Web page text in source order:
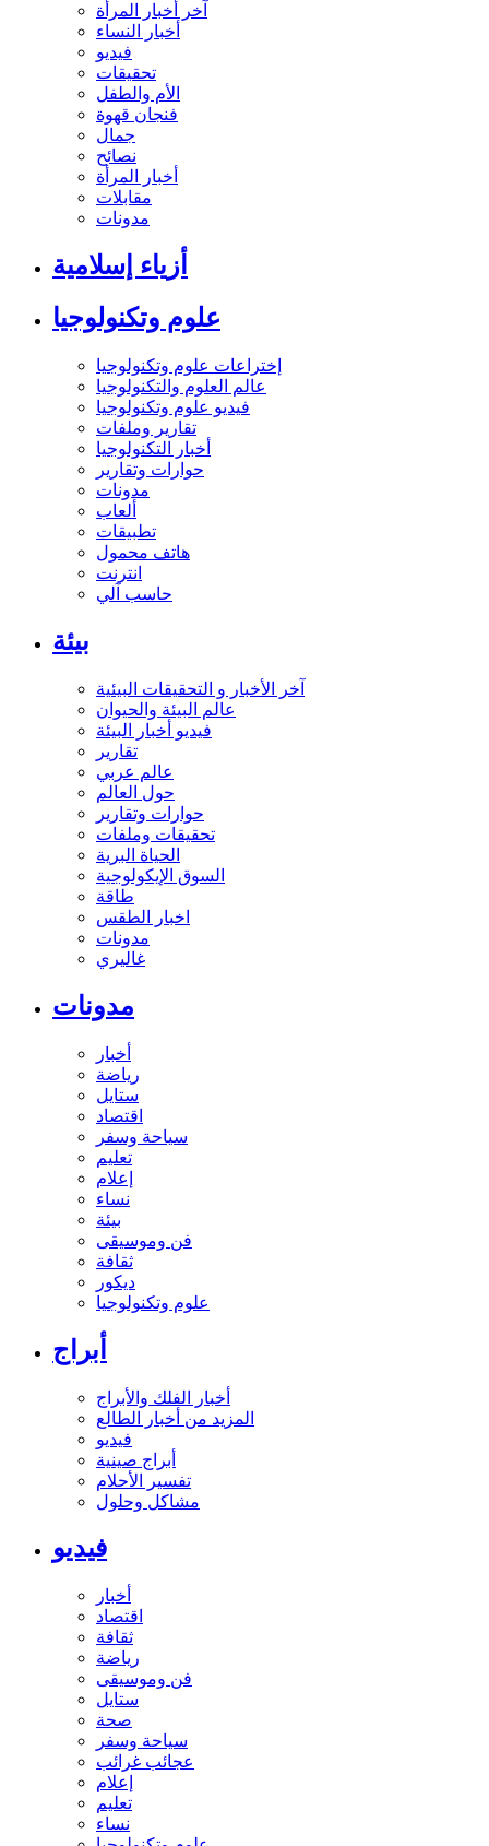
آخر أخبار المرأة
أخبار النساء
فيديو
تحقيقات
الأم والطفل
فنجان قهوة
جمال
نصائح
أخبار المرأة
مقابلات
مدونات
أزياء إسلامية
علوم وتكنولوجيا
إختراعات علوم وتكنولوجيا
عالم العلوم والتكنولوجيا
فيديو علوم وتكنولوجيا
تقارير وملفات
أخبار التكنولوجيا
حوارات وتقارير
مدونات
ألعاب
تطبيقات
هاتف محمول
انترنت
حاسب آلي
بيئة
آخر الأخبار و التحقيقات البيئية
عالم البيئة والحيوان
فيديو أخبار البيئة
تقارير
عالم عربي
حول العالم
حوارات وتقارير
تحقيقات وملفات
الحياة البرية
السوق الإيكولوجية
طاقة
اخبار الطقس
مدونات
غاليري
مدونات
أخبار
رياضة
ستايل
اقتصاد
سياحة وسفر
تعليم
إعلام
نساء
بيئة
فن وموسيقى
ثقافة
ديكور
علوم وتكنولوجيا
أبراج
أخبار الفلك والأبراج
المزيد من أخبار الطالع
فيديو
أبراج صينية
تفسير الأحلام
مشاكل وحلول
فيديو
أخبار
اقتصاد
ثقافة
رياضة
فن وموسيقى
ستايل
صحة
سياحة وسفر
عجائب غرائب
إعلام
تعليم
نساء